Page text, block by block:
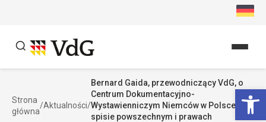
Szukaj
Strona
główna
/Aktualności/
Bernard Gaida, przewodniczący VdG, o
Centrum Dokumentacyjno-
Wystawienniczym Niemców w Polsce,
spisie powszechnym i prawach